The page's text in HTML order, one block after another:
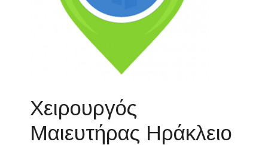
Χειρουργός
Μαιευτήρας Ηράκλειο